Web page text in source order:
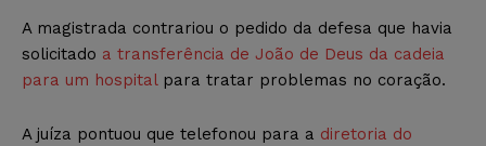
A magistrada contrariou o pedido da defesa que havia
solicitado a transferência de João de Deus da cadeia
para um hospital para tratar problemas no coração.
A juíza pontuou que telefonou para a diretoria do